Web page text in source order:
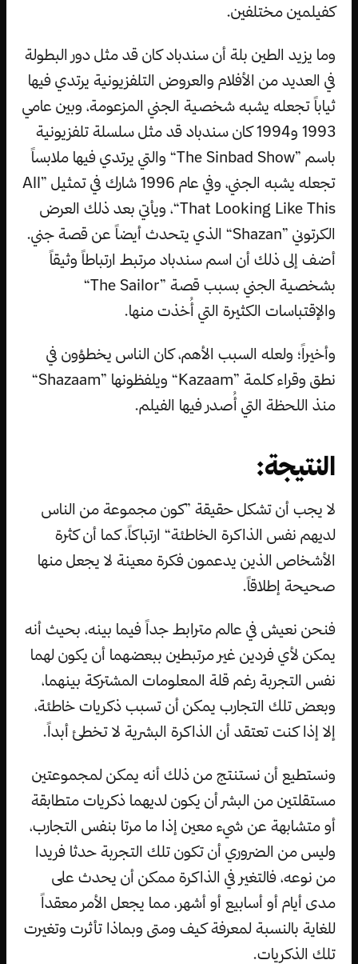
كفيلمين مختلفين.
وما يزيد الطين بلة أن سندباد كان قد مثل دور البطولة
في العديد من الأفلام والعروض التلفزيونية يرتدي فيها
ثياباً تجعله يشبه شخصية الجني المزعومة، وبين عامي
1993 و1994 كان سندباد قد مثل سلسلة تلفزيونية
باسم ”The Sinbad Show“ والتي يرتدي فيها ملابساً
تجعله يشبه الجني، وفي عام 1996 شارك في تمثيل ”All
That Looking Like This“، ويأتي بعد ذلك العرض
الكرتوني ”Shazan“ الذي يتحدث أيضاً عن قصة جني.
أضف إلى ذلك أن اسم سندباد مرتبط ارتباطاً وثيقاً
بشخصية الجني بسبب قصة ”The Sailor“
والإقتباسات الكثيرة التي أُخذت منها.
وأخيراً؛ ولعله السبب الأهم، كان الناس يخطؤون في
نطق وقراء كلمة ”Kazaam“ ويلفظونها ”Shazaam“
منذ اللحظة التي أُصدر فيها الفيلم.
النتيجة:
لا يجب أن تشكل حقيقة ”كون مجموعة من الناس
لديهم نفس الذاكرة الخاطئة“ ارتباكاً، كما أن كثرة
الأشخاص الذين يدعمون فكرة معينة لا يجعل منها
صحيحة إطلاقاً.
فنحن نعيش في عالم مترابط جداً فيما بينه، بحيث أنه
يمكن لأي فردين غير مرتبطين ببعضهما أن يكون لهما
نفس التجربة رغم قلة المعلومات المشتركة بينهما،
وبعض تلك التجارب يمكن أن تسبب ذكريات خاطئة،
إلا إذا كنت تعتقد أن الذاكرة البشرية لا تخطئ أبداً.
ونستطيع أن نستنتج من ذلك أنه يمكن لمجموعتين
مستقلتين من البشر أن يكون لديهما ذكريات متطابقة
أو متشابهة عن شيء معين إذا ما مرتا بنفس التجارب،
وليس من الضروري أن تكون تلك التجربة حدثا فريدا
من نوعه، فالتغير في الذاكرة ممكن أن يحدث على
مدى أيام أو أسابيع أو أشهر، مما يجعل الأمر معقداً
للغاية بالنسبة لمعرفة كيف ومتى وبماذا تأثرت وتغيرت
تلك الذكريات.